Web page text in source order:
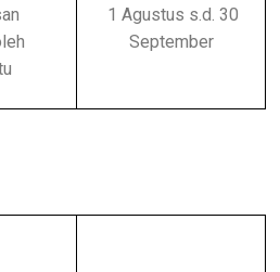
1 Agustus s.d. 30
September